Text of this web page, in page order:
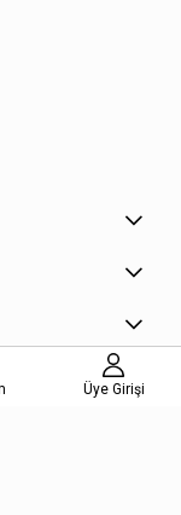
e-bültenimize
Üye Girişi